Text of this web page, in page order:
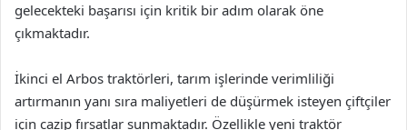
gelecekteki başarısı için kritik bir adım olarak öne
çıkmaktadır.
İkinci el Arbos traktörleri, tarım işlerinde verimliliği
artırmanın yanı sıra maliyetleri de düşürmek isteyen çiftçiler
için cazip fırsatlar sunmaktadır. Özellikle yeni traktör